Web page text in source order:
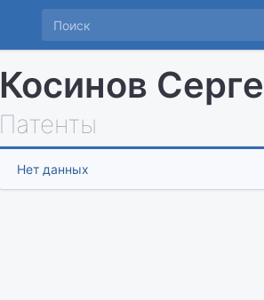
Косинов
Патенты
Нет данных